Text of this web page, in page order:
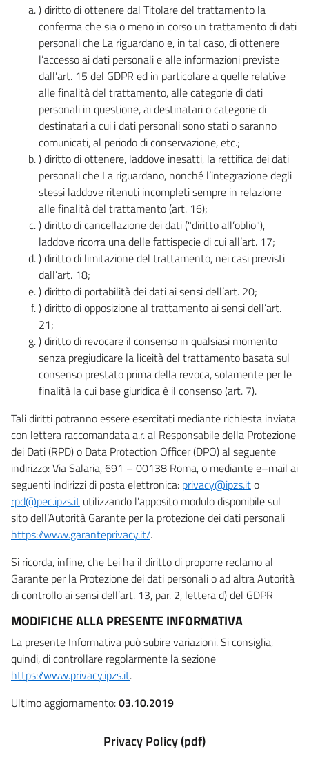
) diritto di ottenere dal Titolare del trattamento la
conferma che sia o meno in corso un trattamento di dati
personali che La riguardano e, in tal caso, di ottenere
l’accesso ai dati personali e alle informazioni previste
dall’art. 15 del GDPR ed in particolare a quelle relative
alle finalità del trattamento, alle categorie di dati
personali in questione, ai destinatari o categorie di
destinatari a cui i dati personali sono stati o saranno
comunicati, al periodo di conservazione, etc.;
) diritto di ottenere, laddove inesatti, la rettifica dei dati
personali che La riguardano, nonché l’integrazione degli
stessi laddove ritenuti incompleti sempre in relazione
alle finalità del trattamento (art. 16);
) diritto di cancellazione dei dati ("diritto all’oblio"),
laddove ricorra una delle fattispecie di cui all’art. 17;
) diritto di limitazione del trattamento, nei casi previsti
dall’art. 18;
) diritto di portabilità dei dati ai sensi dell’art. 20;
) diritto di opposizione al trattamento ai sensi dell’art.
21;
) diritto di revocare il consenso in qualsiasi momento
senza pregiudicare la liceità del trattamento basata sul
consenso prestato prima della revoca, solamente per le
finalità la cui base giuridica è il consenso (art. 7).
Tali diritti potranno essere esercitati mediante richiesta inviata
con lettera raccomandata a.r. al Responsabile della Protezione
dei Dati (RPD) o Data Protection Officer (DPO) al seguente
indirizzo: Via Salaria, 691 – 00138 Roma, o mediante e–mail ai
seguenti indirizzi di posta elettronica: privacy@ipzs.ito
rpd@pec.ipzs.it utilizzando l’apposito modulo disponibile sul
sito dell’Autorità Garante per la protezione dei dati personali
https://www.garanteprivacy.it/.
Si ricorda, infine, che Lei ha il diritto di proporre reclamo al
Garante per la Protezione dei dati personali o ad altra Autorità
di controllo ai sensi dell’art. 13, par. 2, lettera d) del GDPR
MODIFICHE ALLA PRESENTE INFORMATIVA
La presente Informativa può subire variazioni. Si consiglia,
quindi, di controllare regolarmente la sezione
https://www.privacy.ipzs.it.
Ultimo aggiornamento:03.10.2019
Privacy Policy (pdf)